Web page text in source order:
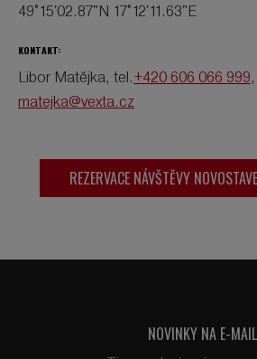
49°15'02.87"N 17°12'11.63"E
KONTAKT:
Libor Matějka, tel. +420 606 066 999
matejka@vexta.cz
REZERVACE NÁVŠTĚVY
NOVINKY NA E-MAIL